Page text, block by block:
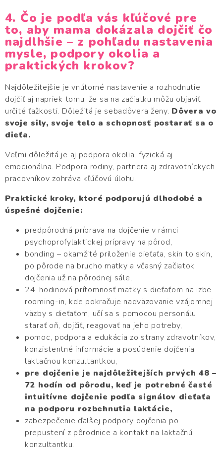
4. Čo je podľa vás kľúčové pre
to, aby mama dokázala dojčiť čo
najdlhšie – z pohľadu nastavenia
mysle, podpory okolia a
praktických krokov?
Najdôležitejšie je vnútorné nastavenie a rozhodnutie
dojčiť aj napriek tomu, že sa na začiatku môžu objaviť
určité ťažkosti. Dôležitá je sebadôvera ženy. Dôvera vo
svoje sily, svoje telo a schopnosť postarať sa o
dieťa.
Veľmi dôležitá je aj podpora okolia, fyzická aj
emocionálna. Podpora rodiny, partnera aj zdravotníckych
pracovníkov zohráva kľúčovú úlohu.
Praktické kroky, ktoré podporujú dlhodobé a
úspešné dojčenie:
predpôrodná príprava na dojčenie v rámci
psychoprofylaktickej prípravy na pôrod,
bonding – okamžité priloženie dieťaťa, skin to skin,
po pôrode na brucho matky a včasný začiatok
dojčenia už na pôrodnej sále,
24-hodinová prítomnosť matky s dieťaťom na izbe
rooming-in, kde pokračuje nadväzovanie vzájomnej
väzby s dieťaťom, učí sa s pomocou personálu
starať oň, dojčiť, reagovať na jeho potreby,
pomoc, podpora a edukácia zo strany zdravotníkov,
konzistentné informácie a posúdenie dojčenia
laktačnou konzultantkou,
pre dojčenie je najdôležitejších prvých 48 –
72 hodín od pôrodu, keď je potrebné časté
intuitívne dojčenie podľa signálov dieťaťa
na podporu rozbehnutia laktácie,
zabezpečenie ďalšej podpory dojčenia po
prepustení z pôrodnice a kontakt na laktačnú
konzultantku.